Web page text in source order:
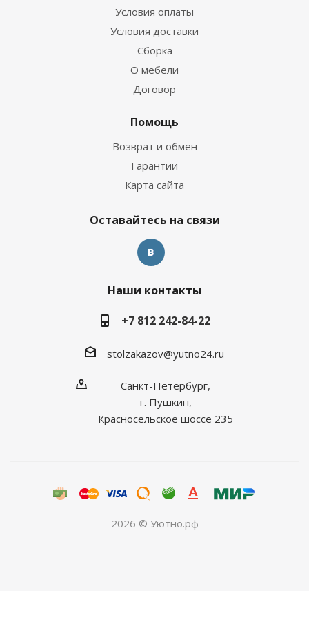
Условия оплаты
Условия доставки
Сборка
О мебели
Договор
Помощь
Возврат и обмен
Гарантии
Карта сайта
Оставайтесь на связи
Наши контакты
+7 812 242-84-22
stolzakazov@yutno24.ru
Санкт-Петербург,
г. Пушкин,
Красносельское шоссе 235
2026 © Уютно.рф